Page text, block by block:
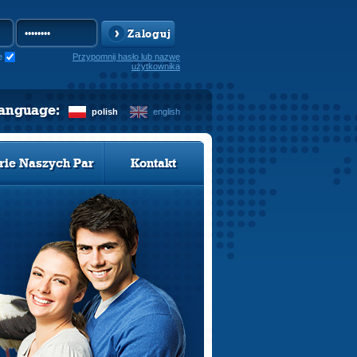
Zaloguj
Przypomnij hasło lub nazwę
użytkownika
polish english
Naszych Par Kontakt